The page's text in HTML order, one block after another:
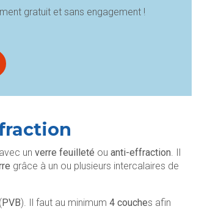
gratuit et sans engagement !
un verre feuilleté ou anti-effraction. Il
grâce à un ou plusieurs intercalaires de
(PVB). Il faut au minimum 4 couches afin